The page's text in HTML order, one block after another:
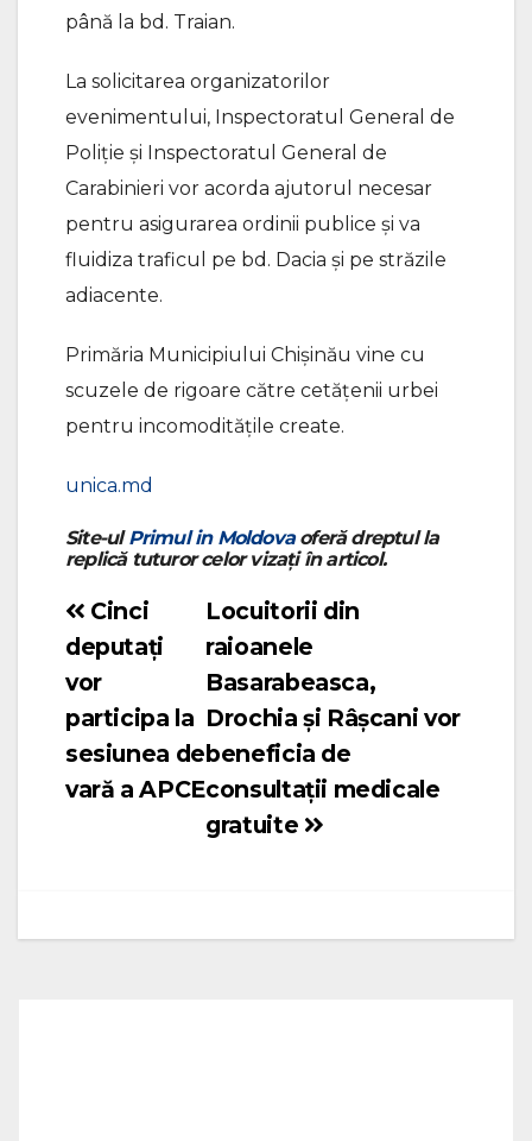
până la bd. Traian.
La solicitarea organizatorilor
evenimentului, Inspectoratul General de
Poliție și Inspectoratul General de
Carabinieri vor acorda ajutorul necesar
pentru asigurarea ordinii publice și va
fluidiza traficul pe bd. Dacia și pe străzile
adiacente.
Primăria Municipiului Chișinău vine cu
scuzele de rigoare către cetățenii urbei
pentru incomoditățile create.
unica.md
Site-ulPrimul in Moldovaoferă dreptul la
replică tuturor celor vizați în articol.
Navigare
în
articole
Locuitorii din
raioanele
Basarabeasca,
Drochia și Râșcani vor
beneficia de
consultații medicale
gratuite
Cinci
deputați
vor
participa la
sesiunea de
vară a APCE